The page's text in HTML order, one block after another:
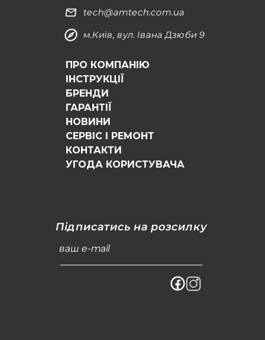
tech@amtech.com.ua
м.Київ, вул. Івана Дзюби 9
ПРО КОМПАНІЮ
ІНСТРУКЦІЇ
БРЕНДИ
ГАРАНТІЇ
НОВИНИ
СЕРВІС І РЕМОНТ
КОНТАКТИ
УГОДА КОРИСТУВАЧА
Підписатись на розсилку
ваш e-mail